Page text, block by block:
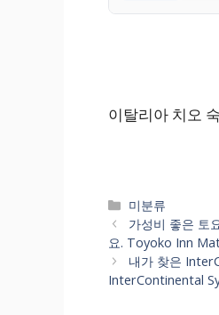
이탈리아 치오
카
테
고
리
미분류
가성비 좋은 토
요. Toyoko Inn
내가 찾은
InterContinental